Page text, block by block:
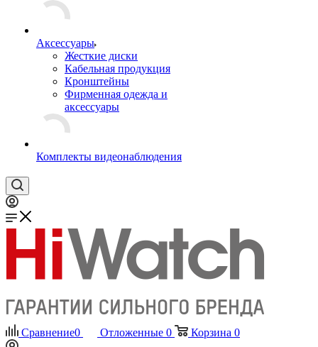
Аксессуары
Жесткие диски
Кабельная продукция
Кронштейны
Фирменная одежда и
аксессуары
Комплекты видеонаблюдения
Сравнение0 Отложенные 0 Корзина 0